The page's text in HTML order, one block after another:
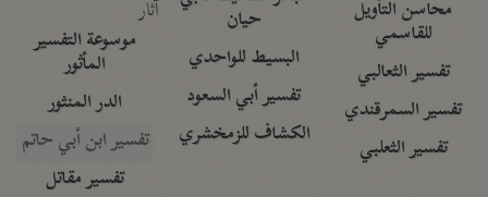
محاسن التأويل
للقاسمي
تفسير الثعالبي
تفسير السمرقندي
تفسير الثعلبي
حيان
البسيط للواحدي
تفسير أبي السعود
الكشاف للزمخشري
آثار
موسوعة التفسير
المأثور
الدر المنثور
تفسير ابن أبي حاتم
تفسير مقاتل